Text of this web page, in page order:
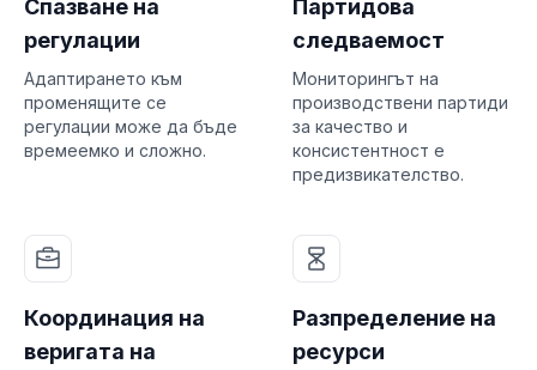
Спазване на
регулации
Адаптирането към
променящите се
регулации може да бъде
времеемко и сложно.
Партидова
следваемост
Мониторингът на
производствени партиди
за качество и
консистентност е
предизвикателство.
Координация на
веригата на
Разпределение на
ресурси